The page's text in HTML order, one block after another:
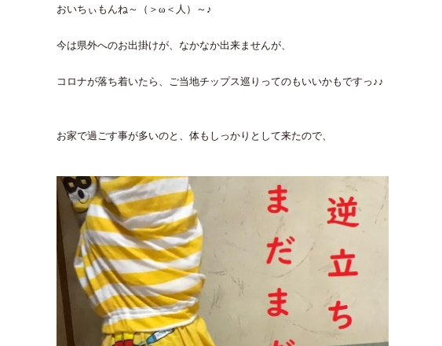
おいちぃもんね～（＞ω＜人）～♪
今は県外へのお出掛けが、なかなか出来ませんが、
コロナが落ち着いたら、ご当地チップス巡りってのもいいかもですっ♪♪
お家で過ごす事が多いのと、体もしっかりとして来たので、